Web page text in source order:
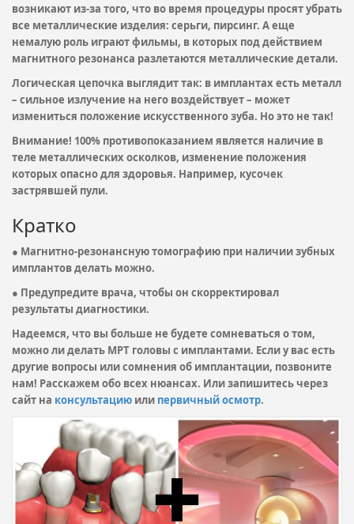
возникают из-за того, что во время процедуры просят убрать
все металлические изделия: серьги, пирсинг. А еще
немалую роль играют фильмы, в которых под действием
магнитного резонанса разлетаются металлические детали.
Логическая цепочка выглядит так: в имплантах есть металл
– сильное излучение на него воздействует – может
измениться положение искусственного зуба. Но это не так!
Внимание! 100% противопоказанием является наличие в
теле металлических осколков, изменение положения
которых опасно для здоровья. Например, кусочек
застрявшей пули.
Кратко
● Магнитно-резонансную томографию при наличии зубных
имплантов делать можно.
● Предупредите врача, чтобы он скорректировал
результаты диагностики.
Надеемся, что вы больше не будете сомневаться о том,
можно ли делать МРТ головы с имплантами. Если у вас есть
другие вопросы или сомнения об имплантации, позвоните
нам! Расскажем обо всех нюансах. Или запишитесь через
сайт на консультацию или первичный осмотр.